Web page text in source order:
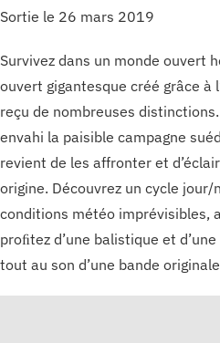
Sortie le 26 mars 2019
Survivez dans un monde ouvert
ouvert gigantesque créé grâce à
reçu de nombreuses
envahi la paisible campagne
revient de les affronter et
origine. Découvrez un cycle
conditions météo imprévisibles,
proﬁtez d’une balistique et
tout au son d’une bande